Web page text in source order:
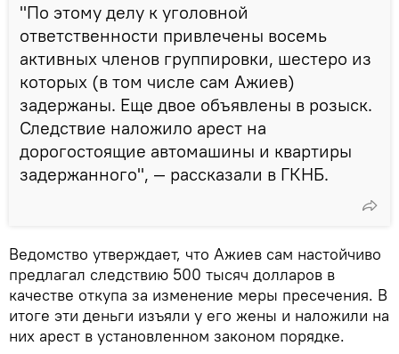
"По этому делу к уголовной
ответственности привлечены восемь
активных членов группировки, шестеро из
которых (в том числе сам Ажиев)
задержаны. Еще двое объявлены в розыск.
Следствие наложило арест на
дорогостоящие автомашины и квартиры
задержанного", — рассказали в ГКНБ.
Ведомство утверждает, что Ажиев сам настойчиво
предлагал следствию 500 тысяч долларов в
качестве откупа за изменение меры пресечения. В
итоге эти деньги изъяли у его жены и наложили на
них арест в установленном законом порядке.